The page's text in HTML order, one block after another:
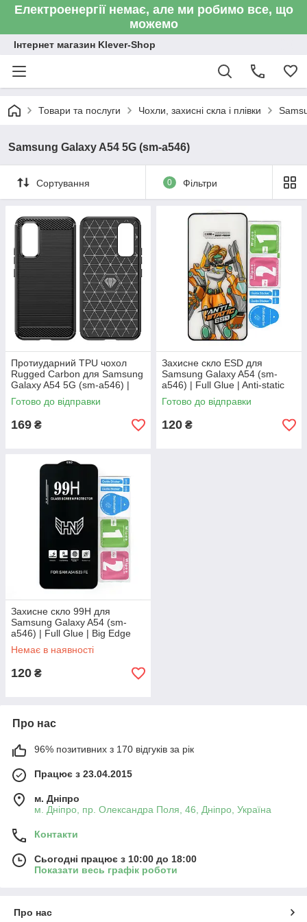
Електроенергії немає, але ми робимо все, що
можемо
Інтернет магазин Klever-Shop
Товари та послуги Чохли, захисні скла і плівки
Samsung Galaxy A54 5G (sm-a546)
Сортування 0 Фільтри
Протиударний TPU чохол
Rugged Carbon для Samsung
Galaxy A54 5G (sm-a546) |
Mofan | чорний
Готово до відправки
169 ₴
Захисне скло ESD для
Samsung Galaxy A54 (sm-
a546) | Full Glue | Anti-static
Готово до відправки
120 ₴
Захисне скло 99H для
Samsung Galaxy A54 (sm-
a546) | Full Glue | Big Edge
Немає в наявності
120 ₴
Про нас
96% позитивних з 170 відгуків за рік
Працює з 23.04.2015
м. Дніпро
м. Дніпро, пр. Олександра Поля, 46, Дніпро, Україна
Контакти
Сьогодні працює з 10:00 до 18:00
Показати весь графік роботи
Про нас